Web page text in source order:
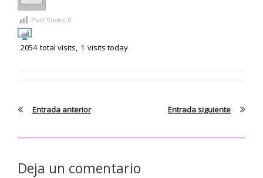
Post Views: 0
2054 total visits, 1 visits today
Entrada anterior Entrada siguiente
Deja un comentario